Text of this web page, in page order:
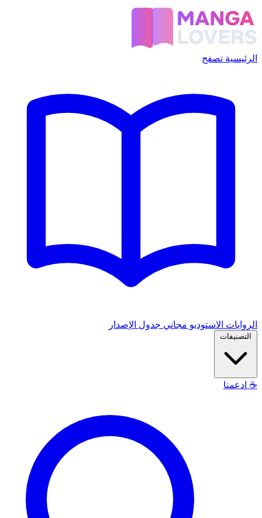
الرئيسية تصفح
الروايات الاستوديو مجاني جدول الإصدار
التصنيفات
☕ ادعمنا